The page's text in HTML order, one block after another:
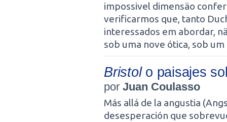
impossivel dimensäo
verificarmos que, tanto
interessados em abordar,
sob uma nove ótica, sob
Bristolo paisajes
por Juan Coulasso
Más allá de la angustia
desesperación que